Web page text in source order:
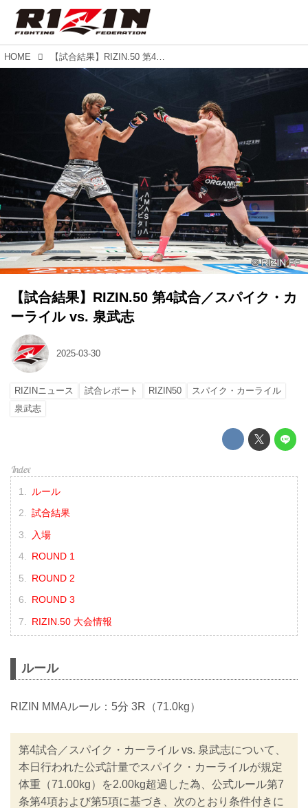
HOME 【試合結果】RIZIN.50 第4試合／スパイク・カーライル vs. 泉武志
【試合結果】RIZIN.50 第4試合／スパイク・カ
ーライル vs. 泉武志
2025-03-30
RIZINニュース 試合レポート RIZIN50
スパイク・カーライル
泉武志
ルール
試合結果
入場
ROUND 1
ROUND 2
ROUND 3
RIZIN.50 大会情報
ルール
RIZIN MMAルール：5分 3R（71.0kg）
第4試合／スパイク・カーライル vs. 泉武志について、
本日行われた公式計量でスパイク・カーライルが規定
体重（71.00kg）を2.00kg超過した為、公式ルール第7
条第4項および第5項に基づき、次のとおり条件付きに